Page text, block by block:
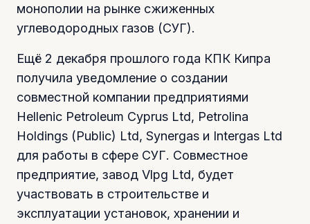
монополии на рынке сжиженных
углеводородных газов (СУГ).
Ещё 2 декабря прошлого года КПК Кипра
получила уведомление о создании
совместной компании предприятиями
Hellenic Petroleum Cyprus Ltd, Petrolina
Holdings (Public) Ltd, Synergas и Intergas Ltd
для работы в сфере СУГ. Совместное
предприятие, завод Vlpg Ltd, будет
участвовать в строительстве и
эксплуатации установок, хранении и